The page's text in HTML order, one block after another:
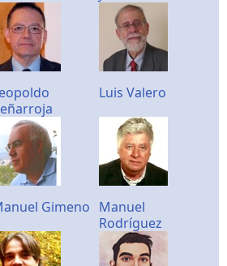
Luis Valero
Gimeno Manuel
Rodríguez